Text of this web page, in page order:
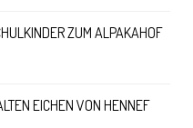
ZUM ALPAKAHOF
EICHEN VON HENNEF